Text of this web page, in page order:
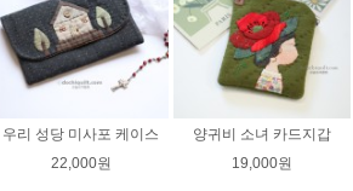
우리 성당 미사포 케이스
22,000원
양귀비 소녀 카드지갑
19,000원